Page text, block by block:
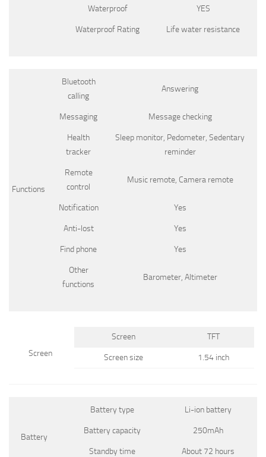
Waterproof YES
Waterproof Rating Life water resistance
Functions
Bluetooth
calling
Answering
Messaging Message checking
Health
tracker
Sleep monitor, Pedometer, Sedentary
reminder
Remote
control
Music remote, Camera remote
Notification Yes
Anti-lost Yes
Find phone Yes
Other
functions
Barometer, Altimeter
Screen
Screen TFT
Screen size 1.54 inch
Battery
Battery type Li-ion battery
Battery capacity 250mAh
Standby time About 72 hours